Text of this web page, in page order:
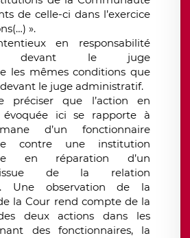
de celle-ci dans l’exercice
».
en responsabilité
devant le juge
les mêmes conditions que
le juge administratif.
préciser que l’action en
évoquée ici se rapporte à
d’un fonctionnaire
contre une institution
en réparation d’un
issue de la relation
Une observation de la
la Cour rend compte de la
deux actions dans les
des fonctionnaires, la